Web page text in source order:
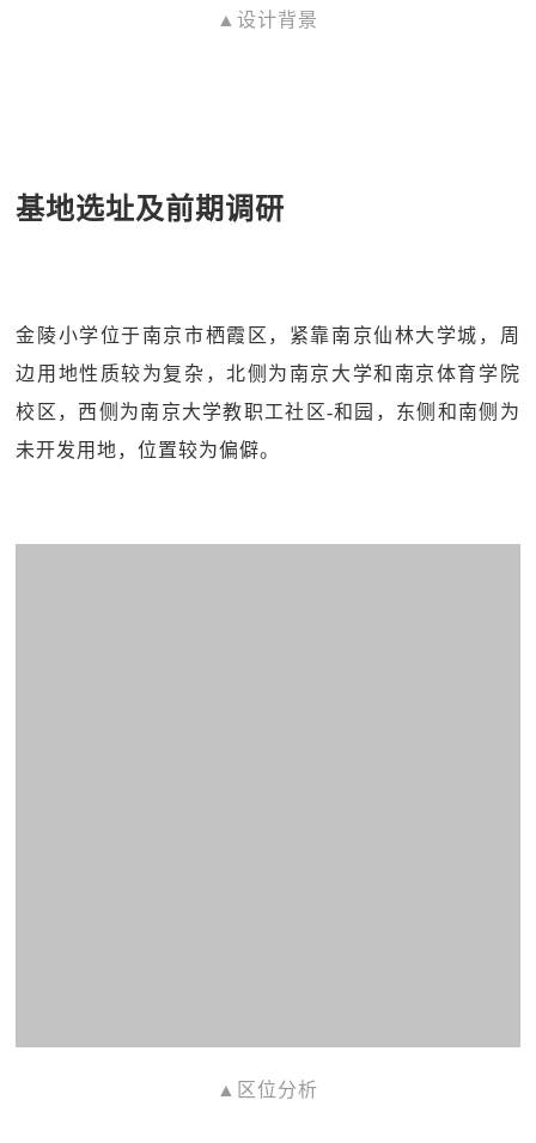
▲设计背景
基地选址及前期调研
金陵小学位于南京市栖霞区，紧靠南京仙林大学城，周
边用地性质较为复杂，北侧为南京大学和南京体育学院
校区，西侧为南京大学教职工社区-和园，东侧和南侧为
未开发用地，位置较为偏僻。
▲区位分析